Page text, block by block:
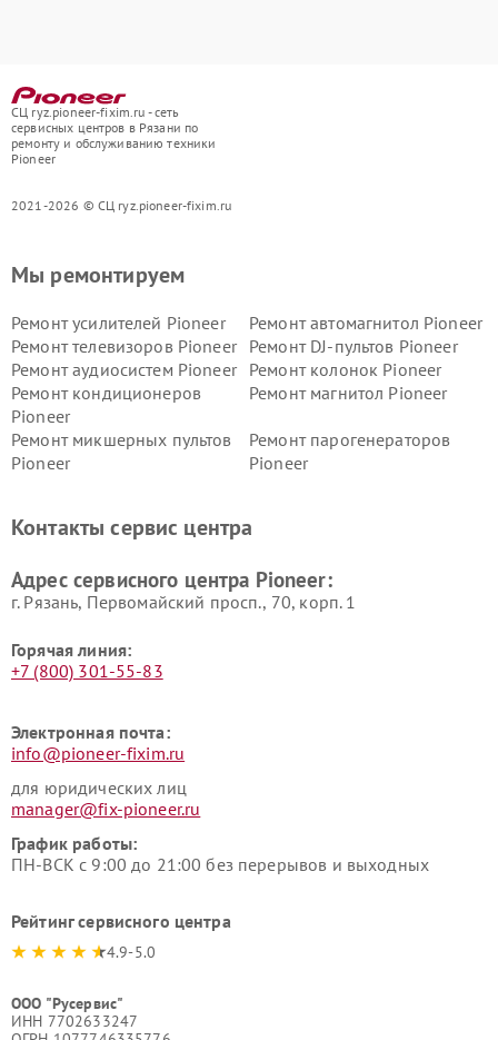
СЦ ryz.pioneer-fixim.ru - сеть
сервисных центров в Рязани по
ремонту и обслуживанию техники
Pioneer
2021-2026 © СЦ ryz.pioneer-fixim.ru
Мы ремонтируем
Ремонт усилителей Pioneer
Ремонт автомагнитол Pioneer
Ремонт телевизоров Pioneer
Ремонт DJ-пультов Pioneer
Ремонт аудиосистем Pioneer
Ремонт колонок Pioneer
Ремонт кондиционеров
Pioneer
Ремонт магнитол Pioneer
Ремонт микшерных пультов
Pioneer
Ремонт парогенераторов
Pioneer
Контакты сервис центра
Адрес сервисного центра Pioneer:
г. Рязань, Первомайский просп., 70, корп. 1
Горячая линия:
+7 (800) 301-55-83
Электронная почта:
info@pioneer-fixim.ru
для юридических лиц
manager@fix-pioneer.ru
График работы:
ПН-ВСК с 9:00 до 21:00 без перерывов и выходных
Рейтинг сервисного центра
4.9-5.0
ООО "Русервис"
ИНН 7702633247